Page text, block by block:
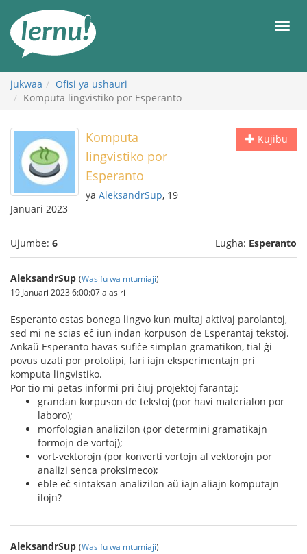
maudhui
jukwaa
Ofisi ya ushauri
Komputa lingvistiko por Esperanto
Kujibu
Komputa
lingvistiko por
Esperanto
ya AleksandrSup, 19
Januari 2023
Ujumbe: 6 Lugha: Esperanto
AleksandrSup (Wasifu wa mtumiaji)
19 Januari 2023 6:00:07 alasiri
Esperanto estas bonega lingvo kun multaj aktivaj parolantoj,
sed mi ne scias eĉ iun indan korpuson de Esperantaj tekstoj.
Ankaŭ Esperanto havas sufiĉe simplan gramatikon, tial ĝi
povus uzati por prototipi, fari iajn eksperimentajn pri
komputa lingvistiko.
Por tio mi petas informi pri ĉiuj projektoj farantaj:
grandan korpuson de tekstoj (por havi materialon por
laboro);
morfologian analizilon (por determini gramatikajn
formojn de vortoj);
vort-vektorojn (por konverti vortojn al vektorojn por
analizi senca proksimeco);
eble eĉ sintaksan analizilon aŭ iajn aliajn komputajn
ilojn?
AleksandrSup (Wasifu wa mtumiaji)